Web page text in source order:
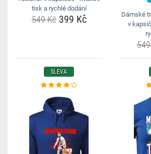
tisk a rychlé dodání
549 Kč399 Kč
Dámské
v
SLEVA